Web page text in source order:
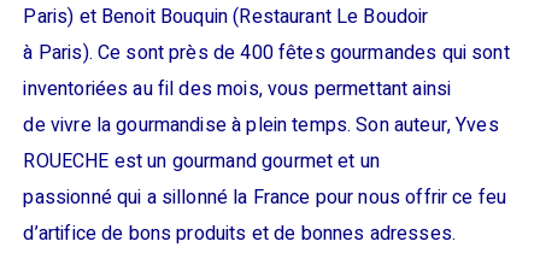
Paris) et Benoit Bouquin (Restaurant Le Boudoir
à Paris). Ce sont près de 400 fêtes gourmandes qui sont
inventoriées au fil des mois, vous permettant ainsi
de vivre la gourmandise à plein temps. Son auteur, Yves
ROUECHE est un gourmand gourmet et un
passionné qui a sillonné la France pour nous offrir ce feu
d’artifice de bons produits et de bonnes adresses.